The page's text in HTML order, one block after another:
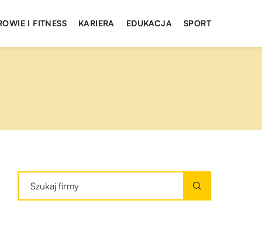
I FITNESS KARIERA EDUKACJA SPORT